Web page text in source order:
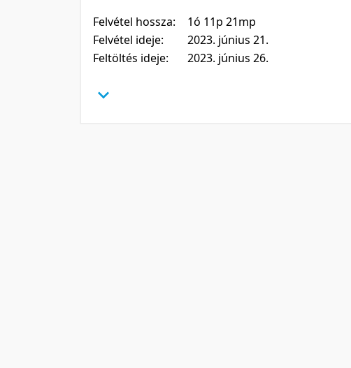
Felvétel hossza:
1ó 11p 21mp
Felvétel ideje:
2023. június 21.
Feltöltés ideje:
2023. június 26.